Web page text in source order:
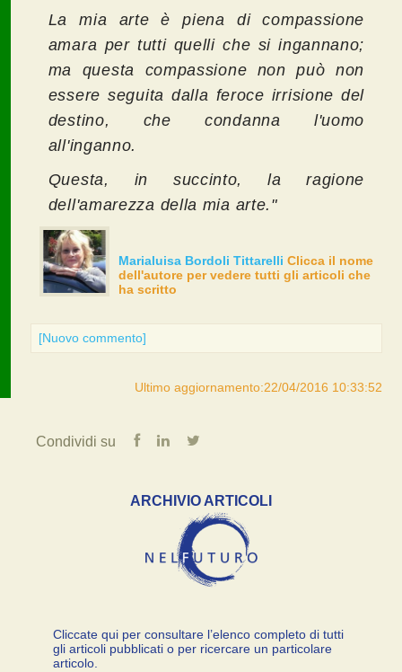
La mia arte è piena di compassione
amara per tutti quelli che si ingannano;
ma questa compassione non può non
essere seguita dalla feroce irrisione del
destino, che condanna l'uomo
all'inganno.
Questa, in succinto, la ragione
dell'amarezza della mia arte."
Marialuisa Bordoli Tittarelli Clicca il nome
dell'autore per vedere tutti gli articoli che
ha scritto
[Nuovo commento]
Ultimo aggiornamento:22/04/2016 10:33:52
Condividi su
ARCHIVIO ARTICOLI
Cliccate qui per consultare l’elenco completo di tutti
gli articoli pubblicati o per ricercare un particolare
articolo.